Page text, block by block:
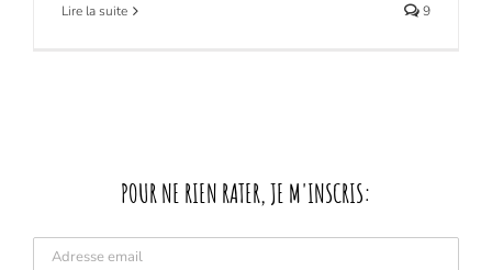
Lire la suite 9
POUR NE RIEN RATER, JE M'INSCRIS: